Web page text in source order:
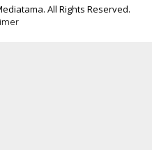
All Rights Reserved.